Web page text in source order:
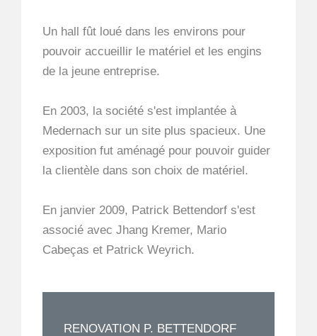
Un hall fût loué dans les environs pour
pouvoir accueillir le matériel et les engins
de la jeune entreprise.
En 2003, la société s'est implantée à
Medernach sur un site plus spacieux. Une
exposition fut aménagé pour pouvoir guider
la clientèle dans son choix de matériel.
En janvier 2009, Patrick Bettendorf s'est
associé avec Jhang Kremer, Mario
Cabeças et Patrick Weyrich.
RENOVATION P. BETTENDORF